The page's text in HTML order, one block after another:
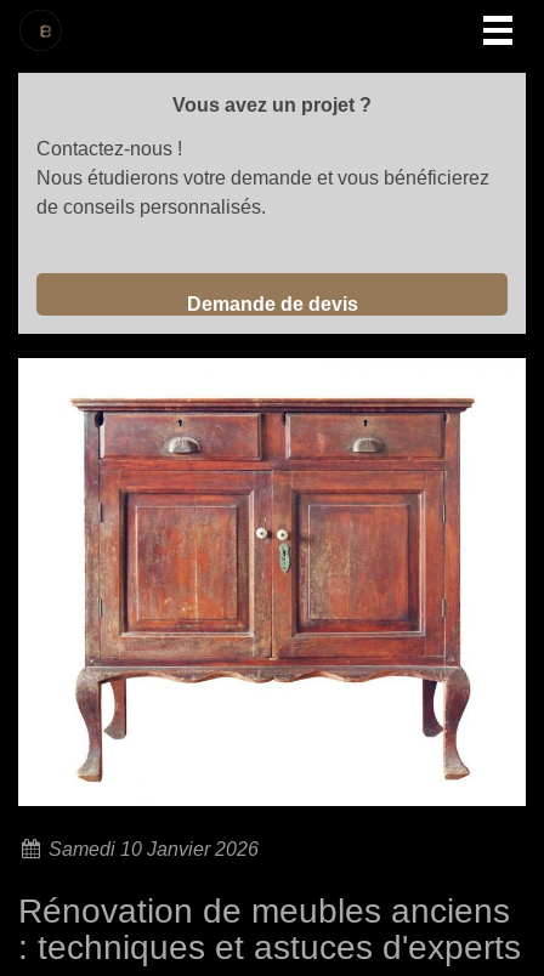
Vous avez un projet ?
Contactez-nous !
Nous étudierons votre demande et vous bénéficierez
de conseils personnalisés.
Demande de devis
Samedi 10 Janvier 2026
Rénovation de meubles anciens
: techniques et astuces d'experts